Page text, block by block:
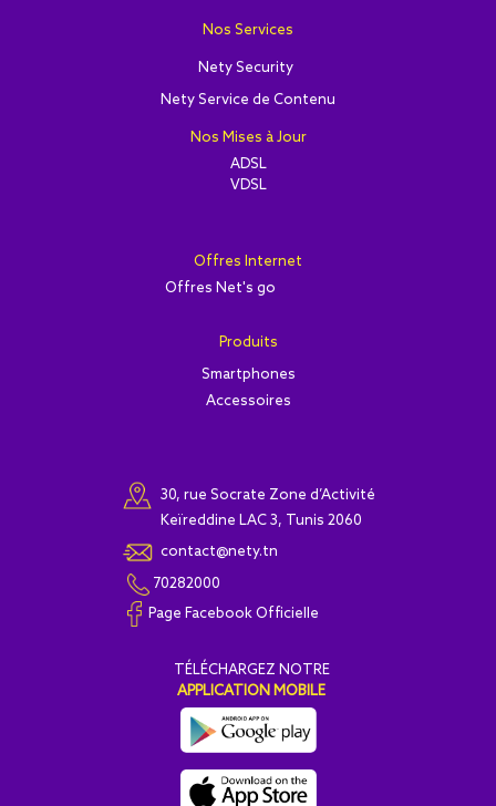
Nos Services
Nety Security
Nety Service de Contenu
Nos Mises à Jour
ADSL
VDSL
Offres Internet
Offres Net's go
Produits
Smartphones
Accessoires
30, rue Socrate Zone d’Activité
Keïreddine LAC 3, Tunis 2060
contact@nety.tn
70282000
Page Facebook Officielle
TÉLÉCHARGEZ NOTRE
APPLICATION MOBILE